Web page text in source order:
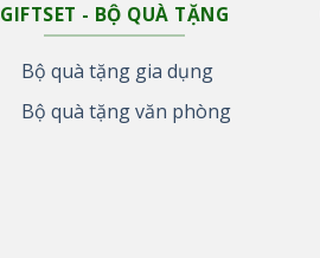
GIFTSET - BỘ QUÀ TẶNG
Bộ quà tặng gia dụng
Bộ quà tặng văn phòng